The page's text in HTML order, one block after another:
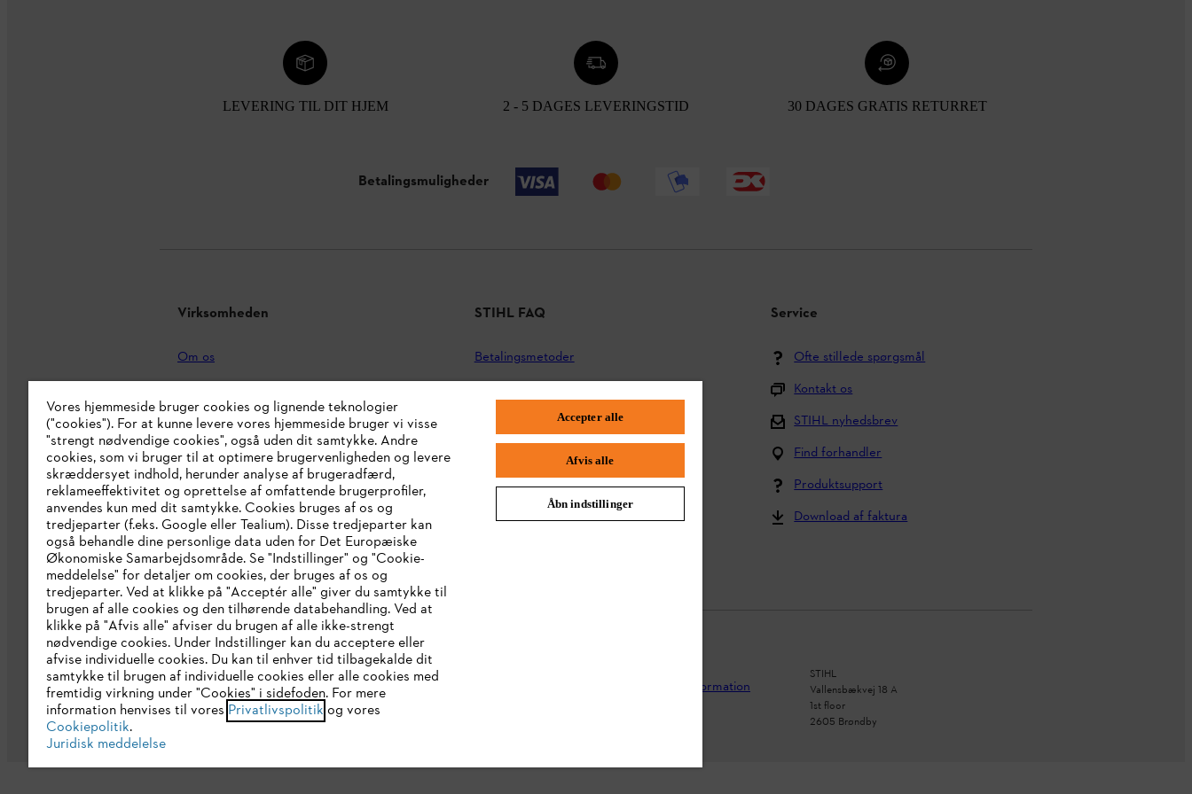
LEVERING TIL DIT HJEM 2 - 5 DAGES LEVERINGSTID 30 DAGES GRATIS RETURRET
Betalingsmuligheder
Virksomheden
Om os
STIHL brand shop
Erklæring om tilgængelighed
STIHL FAQ
Betalingsmetoder
Tilbage til midten
Spørgsmål om sortimentet
Batterier og elektrisk udstyr
Brugervejledning
Service
Ofte stillede spørgsmål
Kontakt os
STIHL nyhedsbrev
Find forhandler
Produktsupport
Download af faktura
Generelle vilkår og betingelser Privatlivspolitik Juridisk information
STIHL
Vallensbækvej 18 A
1st floor
2605 Brøndby
Vores hjemmeside bruger cookies og lignende teknologier
("cookies"). For at kunne levere vores hjemmeside bruger vi visse
"strengt nødvendige cookies", også uden dit samtykke. Andre
cookies, som vi bruger til at optimere brugervenligheden og levere
skræddersyet indhold, herunder analyse af brugeradfærd,
reklameeffektivitet og oprettelse af omfattende brugerprofiler,
anvendes kun med dit samtykke. Cookies bruges af os og
tredjeparter (f.eks. Google eller Tealium). Disse tredjeparter kan
også behandle dine personlige data uden for Det Europæiske
Økonomiske Samarbejdsområde. Se "Indstillinger" og "Cookie-
meddelelse" for detaljer om cookies, der bruges af os og
tredjeparter. Ved at klikke på "Acceptér alle" giver du samtykke til
brugen af alle cookies og den tilhørende databehandling. Ved at
klikke på "Afvis alle" afviser du brugen af alle ikke-strengt
nødvendige cookies. Under Indstillinger kan du acceptere eller
afvise individuelle cookies. Du kan til enhver tid tilbagekalde dit
samtykke til brugen af individuelle cookies eller alle cookies med
fremtidig virkning under "Cookies" i sidefoden. For mere
information henvises til vores Privatlivspolitik og vores
Cookiepolitik.
Juridisk meddelelse
Accepter alle
Afvis alle
Åbn indstillinger